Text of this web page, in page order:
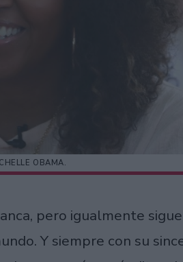
OBAMA.
pero igualmente
Y siempre con su